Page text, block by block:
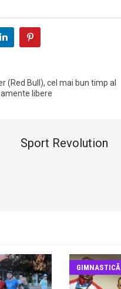
(Red Bull), cel mai bun timp al
libere
Sport Revolution
GIMNASTICĂ